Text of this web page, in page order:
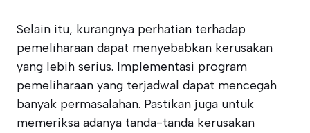
Selain itu, kurangnya perhatian terhadap
pemeliharaan dapat menyebabkan kerusakan
yang lebih serius. Implementasi program
pemeliharaan yang terjadwal dapat mencegah
banyak permasalahan. Pastikan juga untuk
memeriksa adanya tanda-tanda kerusakan